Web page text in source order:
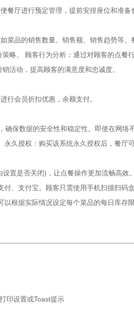
厅进行预定管理，提前安排座位和准备
品的销售数量、销售额、销售趋势等。
略。 顾客行为分析：通过对顾客的点餐
活动，提高顾客的满意度和忠诚度。
会员折扣优惠，余额支付。
保数据的安全性和稳定性。即使在网络
久授权：购买该系统永久授权后，餐厅
置是否关闭)，让点餐操作更加流畅高效
、支付宝。顾客只需使用手机扫描扫码
根据实际情况设定每个菜品的每日库存
印设置或Toast提示